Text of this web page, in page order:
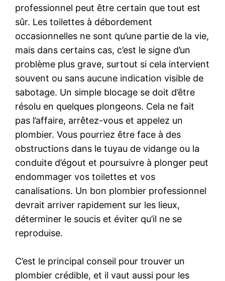
professionnel peut être certain que tout est
sûr. Les toilettes à débordement
occasionnelles ne sont qu’une partie de la vie,
mais dans certains cas, c’est le signe d’un
problème plus grave, surtout si cela intervient
souvent ou sans aucune indication visible de
sabotage. Un simple blocage se doit d’être
résolu en quelques plongeons. Cela ne fait
pas l’affaire, arrêtez-vous et appelez un
plombier. Vous pourriez être face à des
obstructions dans le tuyau de vidange ou la
conduite d’égout et poursuivre à plonger peut
endommager vos toilettes et vos
canalisations. Un bon plombier professionnel
devrait arriver rapidement sur les lieux,
déterminer le soucis et éviter qu’il ne se
reproduise.
C’est le principal conseil pour trouver un
plombier crédible, et il vaut aussi pour les